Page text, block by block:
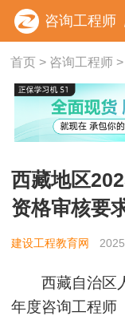
咨询工程师
首页> 咨询工程师>
西藏地区
资格审核要
建设工程教育网
西藏自治区人
年度咨询工程师